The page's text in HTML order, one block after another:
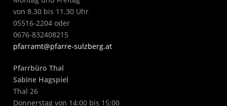
von 8.30 bis 11.30 Uhr
05516-2204 oder
0676-832408215
pfarramt@pfarre-sulzberg.at
Pfarrbüro Thal
Sabine Hagspiel
Thal 26
Donnerstag von 14:00 bis 15:00